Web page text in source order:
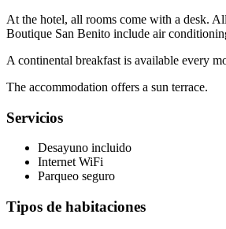
At the hotel, all rooms come with a desk.
Boutique San Benito include air
A continental breakfast is available every
The accommodation offers a sun terrace.
Servicios
Desayuno incluido
Internet WiFi
Parqueo seguro
Tipos de habitaciones